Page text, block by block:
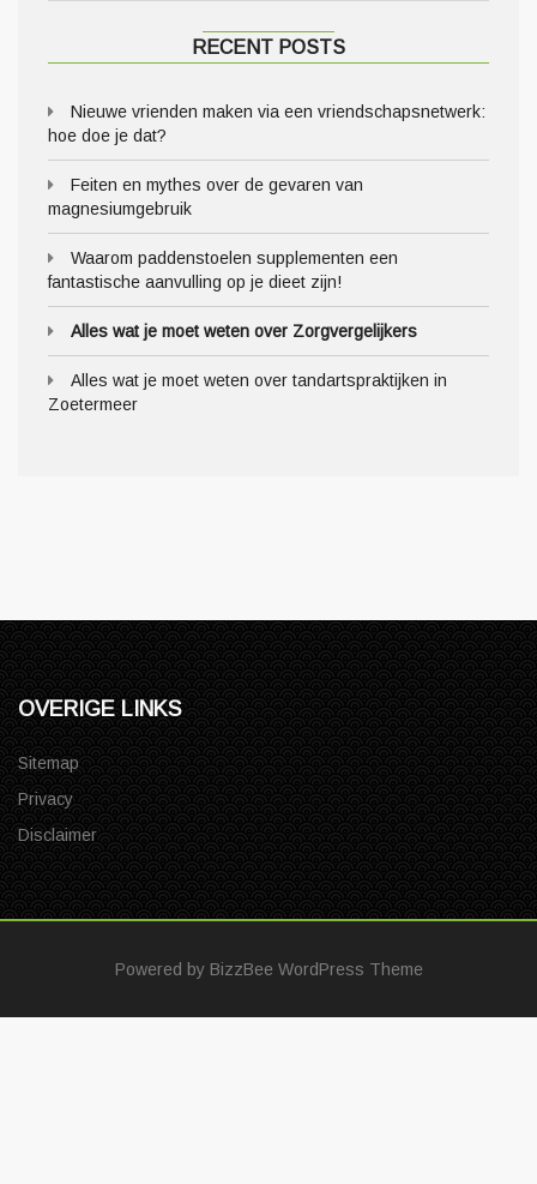
RECENT POSTS
Nieuwe vrienden maken via een vriendschapsnetwerk:
hoe doe je dat?
Feiten en mythes over de gevaren van
magnesiumgebruik
Waarom paddenstoelen supplementen een
fantastische aanvulling op je dieet zijn!
Alles wat je moet weten over Zorgvergelijkers
Alles wat je moet weten over tandartspraktijken in
Zoetermeer
OVERIGE LINKS
Sitemap
Privacy
Disclaimer
Powered by BizzBee WordPress Theme